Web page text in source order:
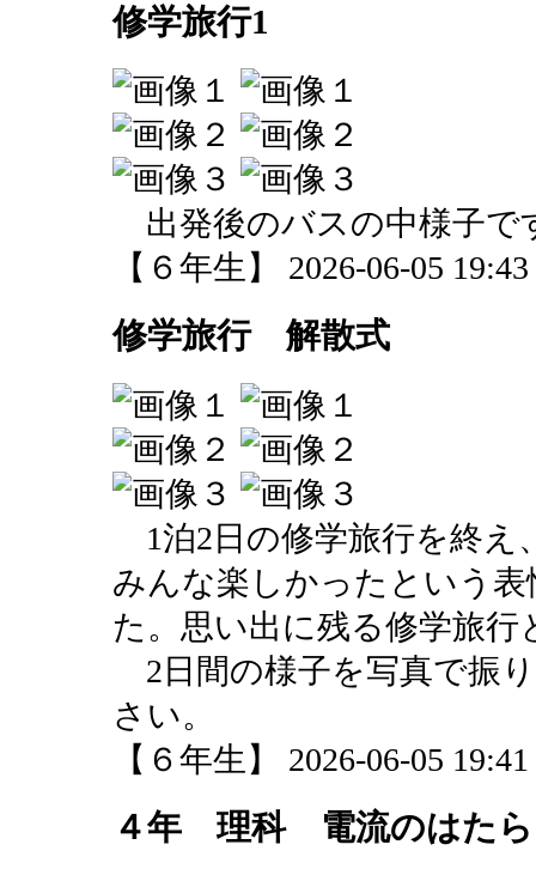
修学旅行1
出発後のバスの中様子で
【６年生】 2026-06-05
修学旅行 解散式
1泊2日の修学旅行を終え
みんな楽しかったという
た。思い出に残る修学旅
2日間の様子を写真で振
さい。
【６年生】 2026-06-05
４年 理科 電流のはた